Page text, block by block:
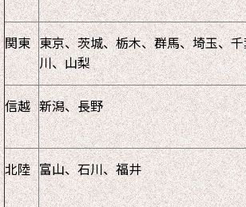
関東 東京、茨城、栃木、群馬、埼玉、
川、山梨
信越 新潟、長野
北陸 富山、石川、福井